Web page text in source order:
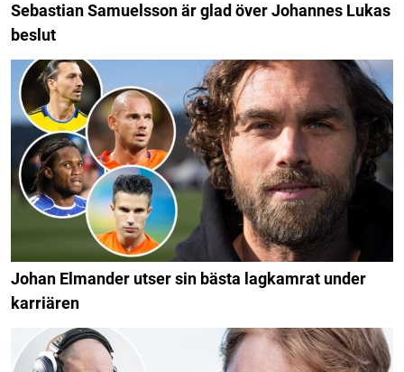
Sebastian Samuelsson är glad över Johannes Lukas
beslut
Johan Elmander utser sin bästa lagkamrat under
karriären